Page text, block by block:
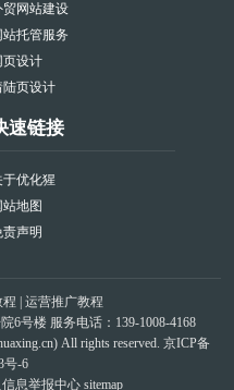
贸网站建设
站托管服务
页设计
陆页设计
速链接
于优化猩
站地图
责声明
程
运营推广教程
6号楼 服务电话：139-1008-4168
) All rights reserved. 京ICP备
号-6
息举报中心 sitemap